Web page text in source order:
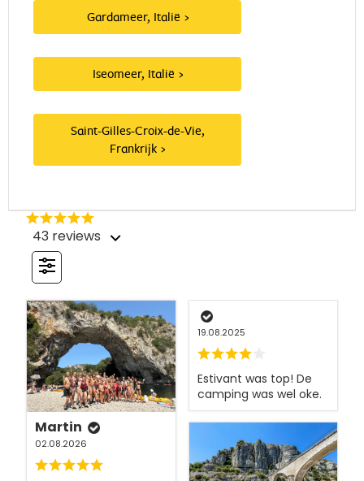
Gardameer, Italië
Iseomeer, Italië
Saint-Gilles-Croix-de-Vie,
Frankrijk
43 reviews
Martin
02.08.2026
19.08.2025
Estivant was top! De
camping was wel oke.